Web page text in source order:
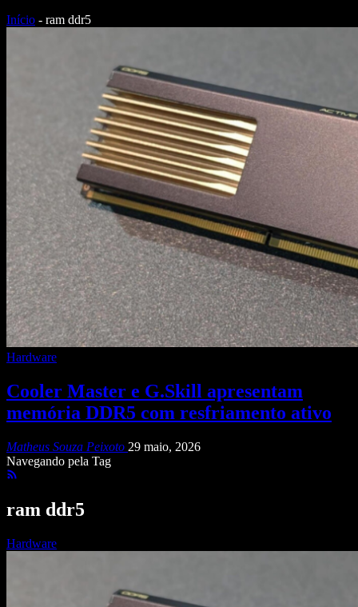
Início - ram ddr5
Hardware
Cooler Master e G.Skill apresentam
memória DDR5 com resfriamento ativo
Matheus Souza Peixoto 29 maio, 2026
Navegando pela Tag
ram ddr5
Hardware